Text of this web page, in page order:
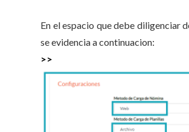
En el espacio que debe diligenciar
se evidencia a continuacion:
>>